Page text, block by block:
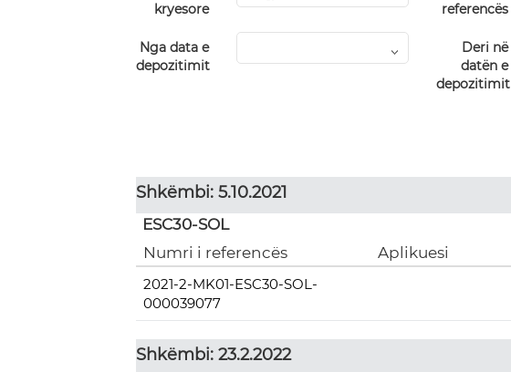
kryesore
referencës
Nga data e
depozitimit
Deri në
datën e
depozitimit
Shkëmbi: 5.10.2021
ESC30-SOL
Numri i referencës
Aplikuesi
2021-2-MK01-ESC30-SOL-
000039077
Shkëmbi: 23.2.2022